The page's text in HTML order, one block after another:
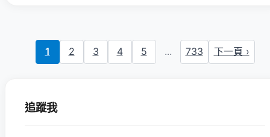
1 2 3 4 5 ... 733 下一頁 ›
追蹤我